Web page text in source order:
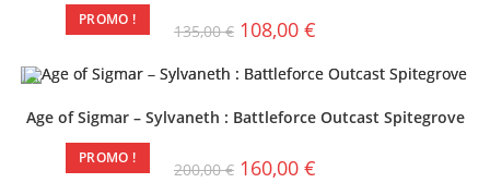
PROMO !
135,00€ 108,00 €
PROMO !
Age of Sigmar – Sylvaneth : Battleforce Outcast Spitegrove
200,00€ 160,00 €